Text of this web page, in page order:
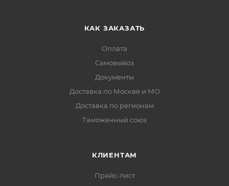
КАК ЗАКАЗАТЬ
Оплата
Самовывоз
Документы
Доставка по Москве и МО
Доставка по регионам
Таможенный союз
КЛИЕНТАМ
Прайс-лист